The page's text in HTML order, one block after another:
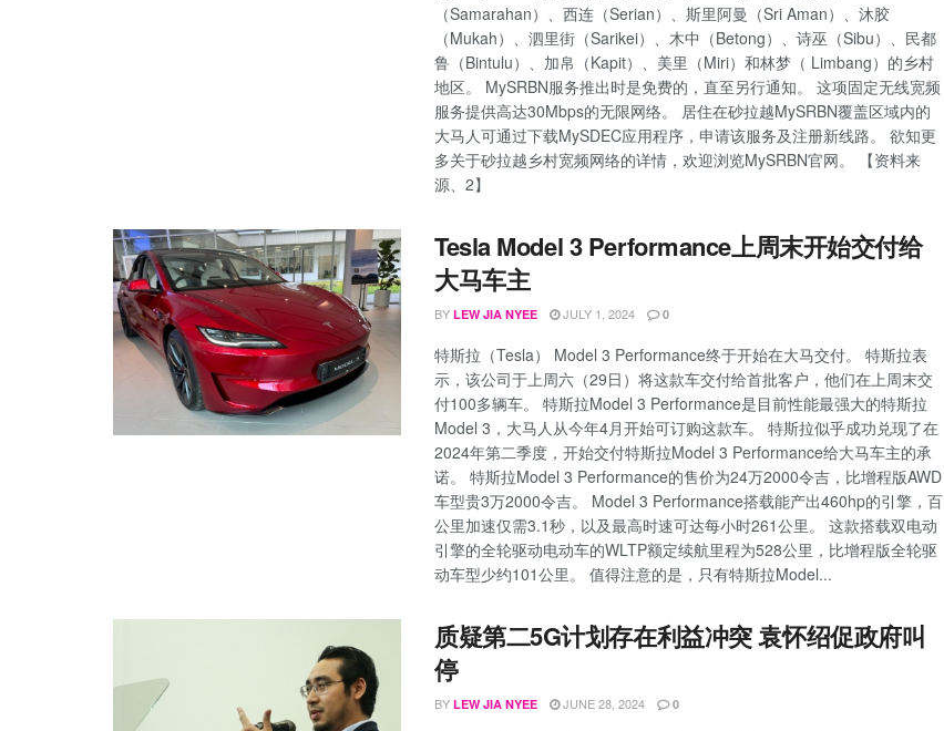
（Samarahan）、西连（Serian）、斯里阿曼（Sri Aman）、沐胶
（Mukah）、泗里街（Sarikei）、木中（Betong）、诗巫（Sibu）、民都
鲁（Bintulu）、加帛（Kapit）、美里（Miri）和林梦（ Limbang）的乡村
地区。 MySRBN服务推出时是免费的，直至另行通知。 这项固定无线宽频
服务提供高达30Mbps的无限网络。 居住在砂拉越MySRBN覆盖区域内的
大马人可通过下载MySDEC应用程序，申请该服务及注册新线路。 欲知更
多关于砂拉越乡村宽频网络的详情，欢迎浏览MySRBN官网。 【资料来
源、2】
Tesla Model 3 Performance上周末开始交付给
大马车主
BY LEW JIA NYEE JULY 1, 2024 0
特斯拉（Tesla） Model 3 Performance终于开始在大马交付。 特斯拉表
示，该公司于上周六（29日）将这款车交付给首批客户，他们在上周末交
付100多辆车。 特斯拉Model 3 Performance是目前性能最强大的特斯拉
Model 3，大马人从今年4月开始可订购这款车。 特斯拉似乎成功兑现了在
2024年第二季度，开始交付特斯拉Model 3 Performance给大马车主的承
诺。 特斯拉Model 3 Performance的售价为24万2000令吉，比增程版AWD
车型贵3万2000令吉。 Model 3 Performance搭载能产出460hp的引擎，百
公里加速仅需3.1秒，以及最高时速可达每小时261公里。 这款搭载双电动
引擎的全轮驱动电动车的WLTP额定续航里程为528公里，比增程版全轮驱
动车型少约101公里。 值得注意的是，只有特斯拉Model...
质疑第二5G计划存在利益冲突 袁怀绍促政府叫
停
BY LEW JIA NYEE JUNE 28, 2024 0